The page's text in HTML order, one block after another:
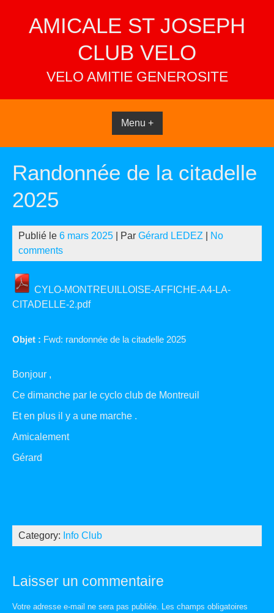
contentAMICALE ST JOSEPH
CLUB VELO
VELO AMITIE GENEROSITE
Menu +
Randonnée de la citadelle
2025
Publié le 6 mars 2025 | Par Gérard LEDEZ
No
comments
CYLO-MONTREUILLOISE-AFFICHE-A4-LA-
CITADELLE-2.pdf
Objet : Fwd: randonnée de la citadelle 2025
Bonjour ,
Ce dimanche par le cyclo club de Montreuil
Et en plus il y a une marche .
Amicalement
Gérard
Category: Info Club
Laisser un commentaire
Votre adresse e-mail ne sera pas publiée. Les champs obligatoires